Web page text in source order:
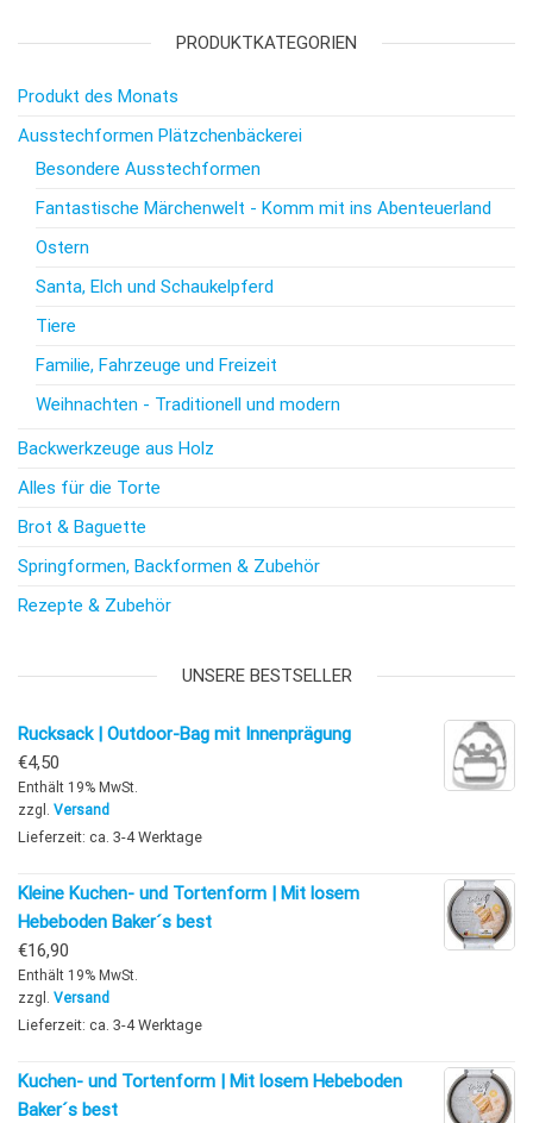
PRODUKTKATEGORIEN
Produkt des Monats
Ausstechformen Plätzchenbäckerei
Besondere Ausstechformen
Fantastische Märchenwelt - Komm mit ins Abenteuerland
Ostern
Santa, Elch und Schaukelpferd
Tiere
Familie, Fahrzeuge und Freizeit
Weihnachten - Traditionell und modern
Backwerkzeuge aus Holz
Alles für die Torte
Brot & Baguette
Springformen, Backformen & Zubehör
Rezepte & Zubehör
UNSERE BESTSELLER
Rucksack | Outdoor-Bag mit Innenprägung
€4,50
Enthält 19% MwSt.
zzgl. Versand
Lieferzeit: ca. 3-4 Werktage
Kleine Kuchen- und Tortenform | Mit losem
Hebeboden Baker´s best
€16,90
Enthält 19% MwSt.
zzgl. Versand
Lieferzeit: ca. 3-4 Werktage
Kuchen- und Tortenform | Mit losem Hebeboden
Baker´s best